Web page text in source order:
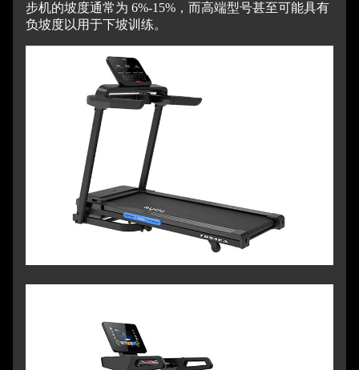
步机的坡度通常为 6%-15%，而高端型号甚至可能具有
负坡度以用于下坡训练。